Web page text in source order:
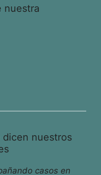
nuestra
dicen nuestros
casos en